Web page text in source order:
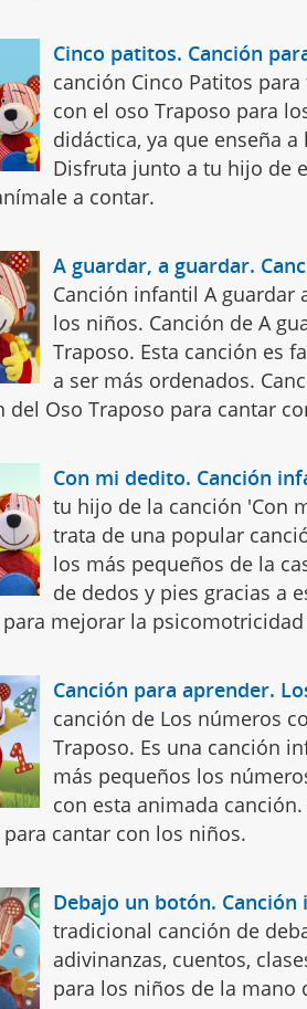
Cinco patitos. Canción
canción Cinco Patitos
con el oso Traposo para
didáctica, ya que enseña
Disfruta junto a tu hijo de
a contar.
A guardar, a guardar.
Canción infantil A guardar
los niños. Canción de A
Traposo. Esta canción es
a ser más ordenados.
del Oso Traposo para cantar
Con mi dedito. Canción
tu hijo de la canción 'Con
trata de una popular
los más pequeños de la
de dedos y pies gracias a
mejorar la
Canción para aprender.
canción de Los números
Traposo. Es una canción
más pequeños los
con esta animada
cantar con los niños.
Debajo un botón.
tradicional canción de
adivinanzas, cuentos,
para los niños de la mano